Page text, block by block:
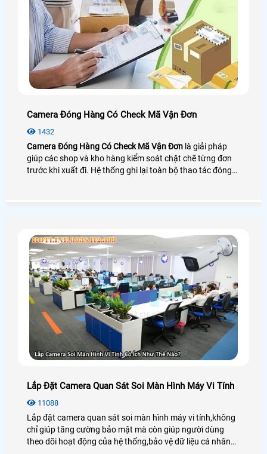
Camera Đóng Hàng Có Check Mã Vận Đơn
1432
Camera Đóng Hàng Có Check Mã Vận Đơn là giải pháp
giúp các shop và kho hàng kiểm soát chặt chẽ từng đơn
trước khi xuất đi. Hệ thống ghi lại toàn bộ thao tác đóng
Lắp Đặt Camera Quan Sát Soi Màn Hình Máy Vi Tính
11088
Lắp đặt camera quan sát soi màn hình máy vi tính,không
chỉ giúp tăng cường bảo mật mà còn giúp người dùng
theo dõi hoạt động của hệ thống,bảo vệ dữ liệu cá nhân